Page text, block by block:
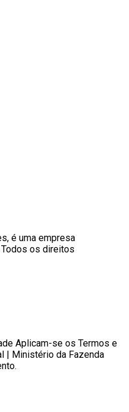
é uma empresa
os direitos
Aplicam-se os Termos e
| Ministério da Fazenda